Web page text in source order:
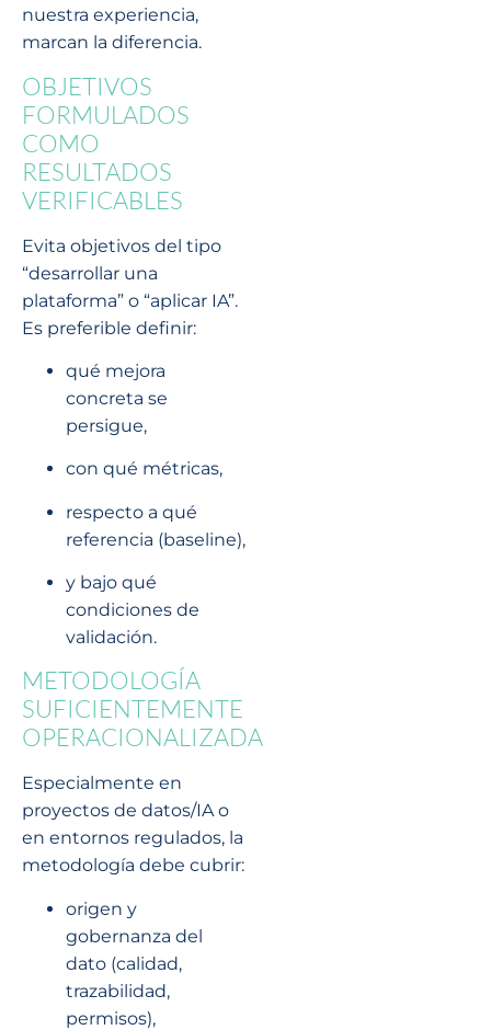
nuestra experiencia,
marcan la diferencia.
OBJETIVOS
FORMULADOS
COMO
RESULTADOS
VERIFICABLES
Evita objetivos del tipo
“desarrollar una
plataforma” o “aplicar IA”.
Es preferible definir:
qué mejora
concreta se
persigue,
con qué métricas,
respecto a qué
referencia (baseline),
y bajo qué
condiciones de
validación.
METODOLOGÍA
SUFICIENTEMENTE
OPERACIONALIZADA
Especialmente en
proyectos de datos/IA o
en entornos regulados, la
metodología debe cubrir:
origen y
gobernanza del
dato (calidad,
trazabilidad,
permisos),